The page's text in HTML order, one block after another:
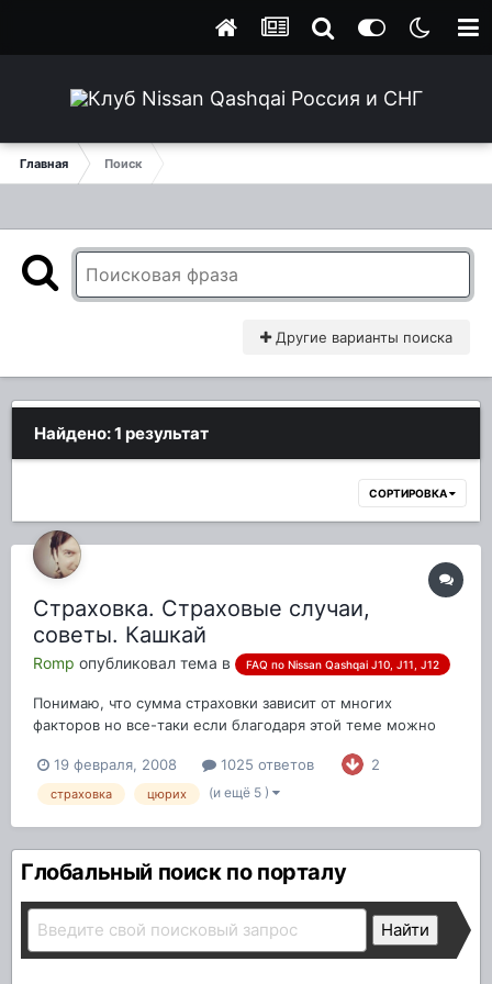
Главная Поиск
Другие варианты поиска
Найдено: 1 результат
СОРТИРОВКА
Страховка. Страховые случаи,
советы. Кашкай
Romp опубликовал тема в FAQ по Nissan Qashqai J10, J11, J12
Понимаю, что сумма страховки зависит от многих
факторов но все-таки если благодаря этой теме можно
на Nissan Qashqai.
19 февраля, 2008 1025 ответов 2
страховка цюрих (и ещё 5 )
Глобальный поиск по порталу